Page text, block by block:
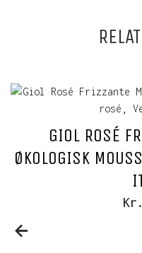
GIOL ROSÉ
ØKOLOGISK